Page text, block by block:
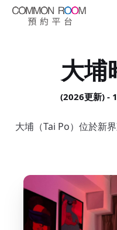
大埔
(2026更新) -
大埔（Tai Po）位於新